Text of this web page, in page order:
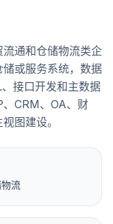
通和仓储物流类企
或服务系统，数据
接口开发和主数据
CRM、OA、财
图建设。
流